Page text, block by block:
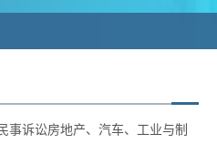
事诉讼房地产、汽车、工业与制